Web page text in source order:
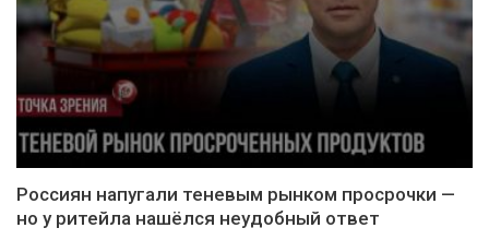
Россиян напугали теневым рынком просрочки —
но у ритейла нашёлся неудобный ответ